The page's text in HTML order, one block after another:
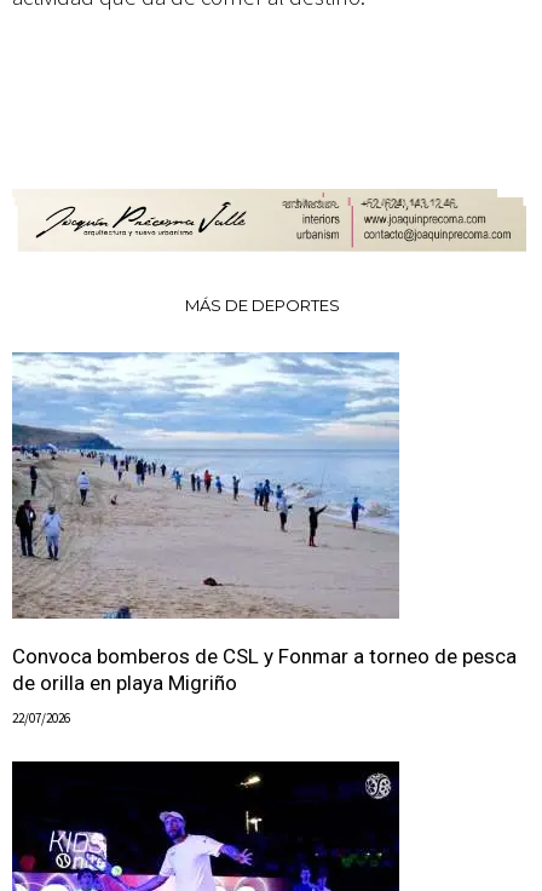
MÁS DE DEPORTES
Convoca bomberos de CSL y Fonmar a torneo de pesca
de orilla en playa Migriño
22/07/2026